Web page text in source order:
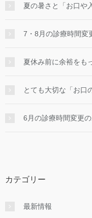
夏の暑さと「お口や
7・8月の診療時間変
夏休み前に余裕をも
とても大切な「お口
6月の診療時間変更
カテゴリー
最新情報